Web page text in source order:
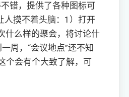
错，提供了各种图标可
人摸不着头脑：1）打开
什么样的聚会，将讨论什
周，“会议地点”还不知
个会有个大致了解，可